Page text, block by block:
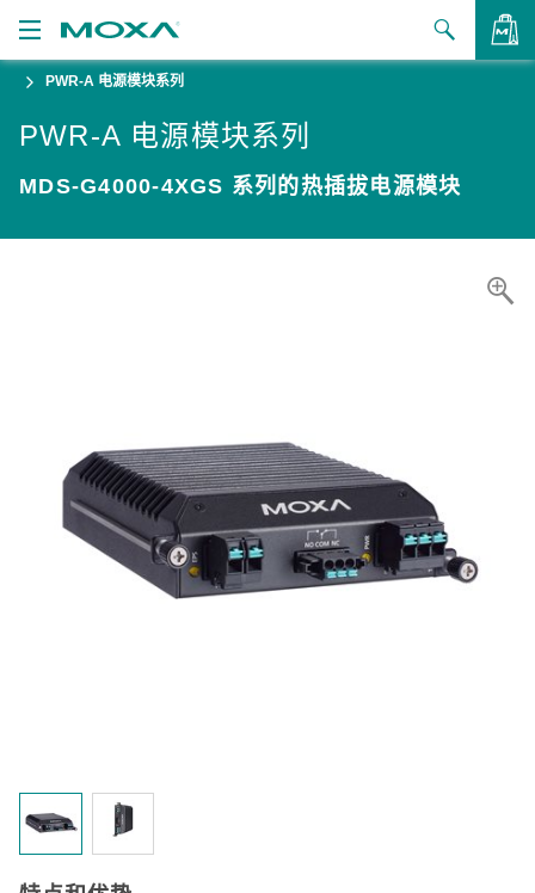
品
决方案
持
Moxa
PWR-A 电源模块系列
PWR-A 电源模块系列
MDS-G4000-4XGS 系列的热插拔电源模块
查看询价